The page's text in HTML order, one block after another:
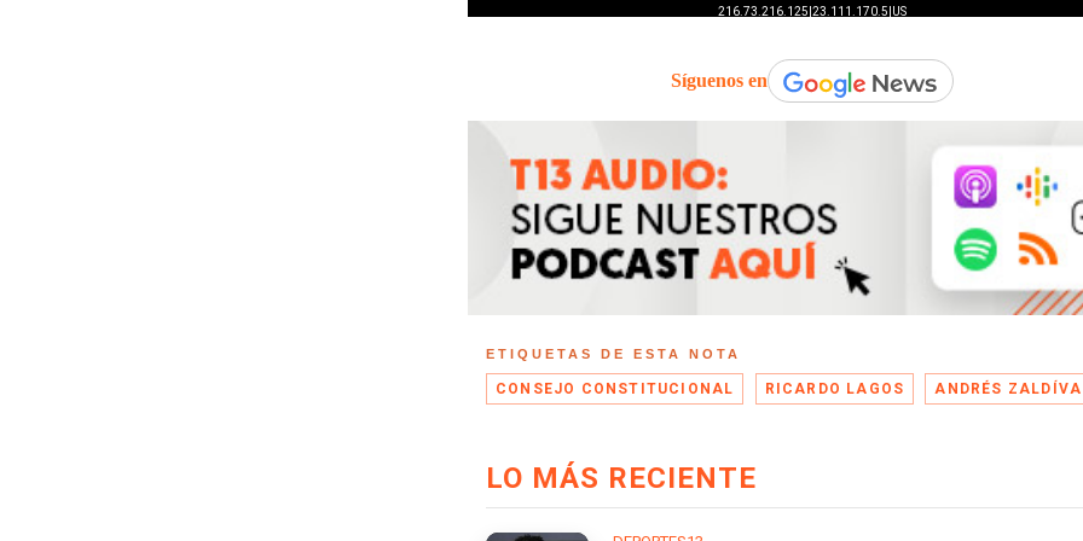
Síguenos en
ETIQUETAS DE ESTA NOTA
CONSEJO CONSTITUCIONAL RICARDO LAGOS ANDRÉS
LO MÁS RECIENTE